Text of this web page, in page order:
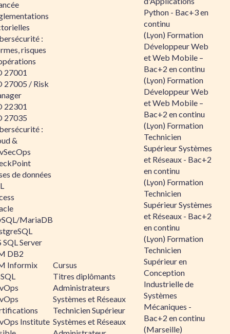
:
risques
27001
27005 / Risk
22301
27035
:
&
de données
MariaDB
SQL Server
DB2
Informix
Institute
Cursus
Titres diplômants
Administrateurs
Systèmes et Réseaux
Technicien Supérieur
Systèmes et Réseaux
Python - Bac+3 en
continu
(Lyon) Formation
Développeur Web
et Web Mobile –
Bac+2 en continu
(Lyon) Formation
Développeur Web
et Web Mobile –
Bac+2 en continu
(Lyon) Formation
Technicien
Supérieur Systèmes
et Réseaux - Bac+2
en continu
(Lyon) Formation
Technicien
Supérieur Systèmes
et Réseaux - Bac+2
en continu
(Lyon) Formation
Technicien
Supérieur en
Conception
Industrielle de
Systèmes
Mécaniques -
Bac+2 en continu
(Marseille)